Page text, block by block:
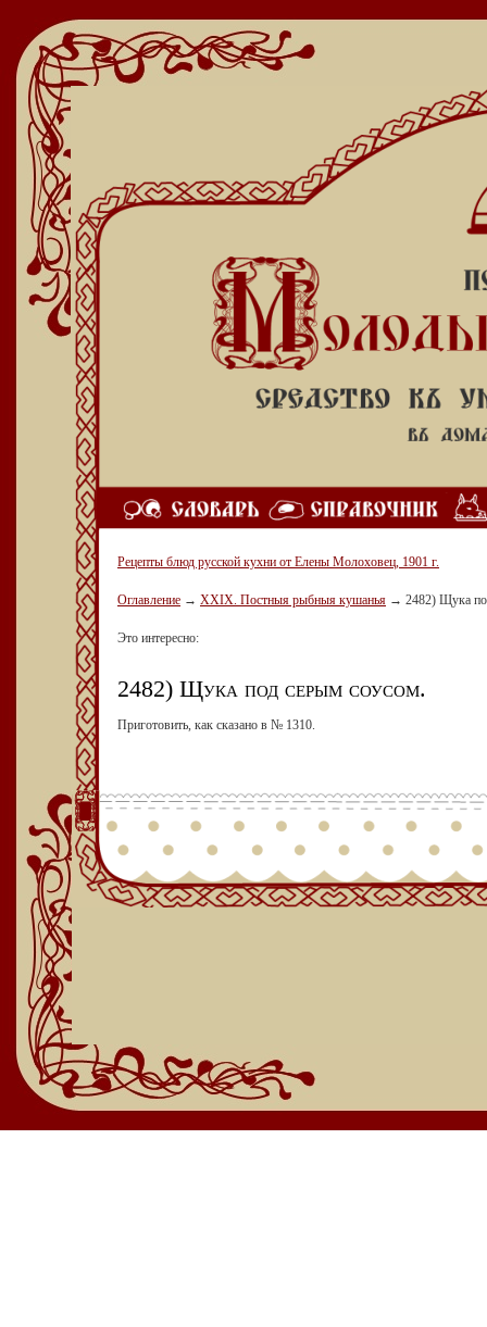
Рецепты блюд русской кухни от Елены Молоховец, 1901 г.
Оглавление → XXIX. Постныя рыбныя кушанья → 2482) Щука
Это интересно:
2482) Щука под серым соусом.
Приготовить, как сказано в № 1310.